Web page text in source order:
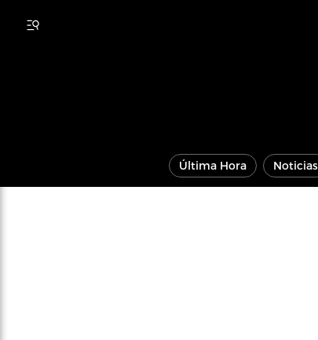
Última Hora Noticias